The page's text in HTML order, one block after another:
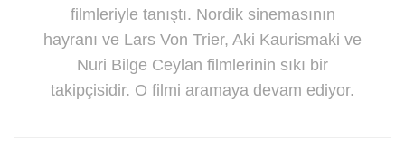
filmleriyle tanıştı. Nordik sinemasının
hayranı ve Lars Von Trier, Aki Kaurismaki ve
Nuri Bilge Ceylan filmlerinin sıkı bir
takipçisidir. O filmi aramaya devam ediyor.